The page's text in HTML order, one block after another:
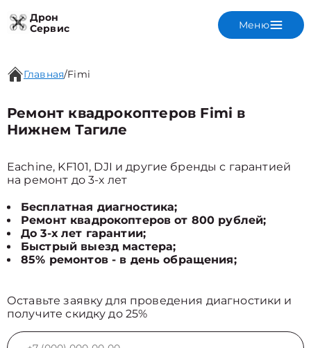
Дрон
Сервис
Меню
Главная/Fimi
Ремонт квадрокоптеров Fimi в
Нижнем Тагиле
Eachine, KF101, DJI и другие бренды с гарантией
на ремонт до 3-х лет
Бесплатная диагностика;
Ремонт квадрокоптеров от 800 рублей;
До 3-х лет гарантии;
Быстрый выезд мастера;
85% ремонтов - в день обращения;
Оставьте заявку для проведения диагностики и
получите скидку до 25%